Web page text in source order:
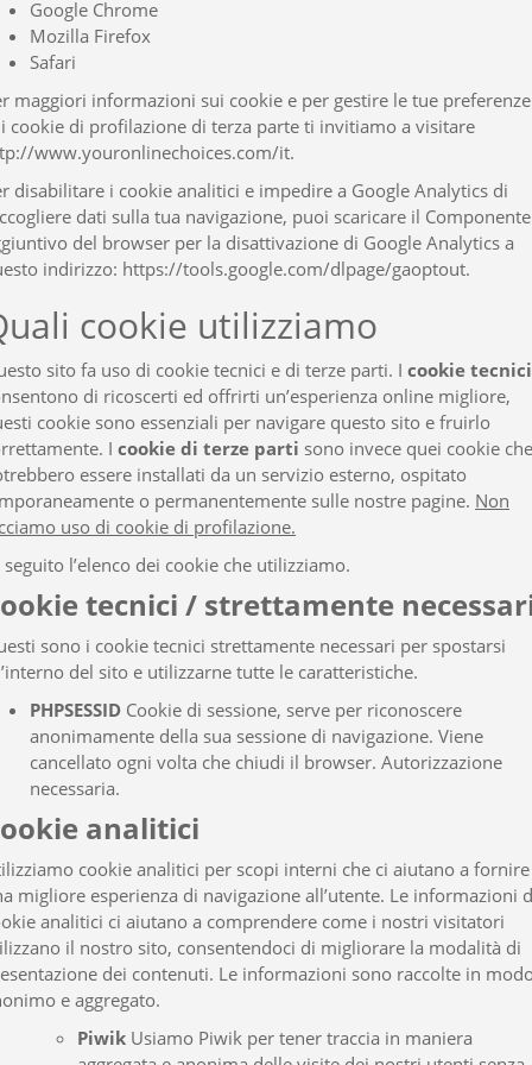
Google Chrome
Mozilla Firefox
Safari
maggiori informazioni sui cookie e per gestire le tue preferenze
cookie di profilazione di terza parte ti invitiamo a visitare
www.youronlinechoices.com/it.
disabilitare i cookie analitici e impedire a Google Analytics di
dati sulla tua navigazione, puoi scaricare il Componente
del browser per la disattivazione di Google Analytics a
indirizzo: https://tools.google.com/dlpage/gaoptout.
cookie utilizziamo
sito fa uso di cookie tecnici e di terze parti. I cookie tecnici
di ricoscerti ed offrirti un’esperienza online migliore,
cookie sono essenziali per navigare questo sito e fruirlo
I cookie di terze parti sono invece quei cookie che
essere installati da un servizio esterno, ospitato
o permanentemente sulle nostre pagine. Non
uso di cookie di profilazione.
seguito l’elenco dei cookie che utilizziamo.
tecnici / strettamente
sono i cookie tecnici strettamente necessari per spostarsi
del sito e utilizzarne tutte le caratteristiche.
PHPSESSID Cookie di sessione, serve per riconoscere
anonimamente della sua sessione di navigazione. Viene
cancellato ogni volta che chiudi il browser. Autorizzazione
necessaria.
analitici
cookie analitici per scopi interni che ci aiutano a fornire
migliore esperienza di navigazione all’utente. Le informazioni
analitici ci aiutano a comprendere come i nostri visitatori
il nostro sito, consentendoci di migliorare la modalità di
dei contenuti. Le informazioni sono raccolte in
e aggregato.
Piwik Usiamo Piwik per tener traccia in maniera